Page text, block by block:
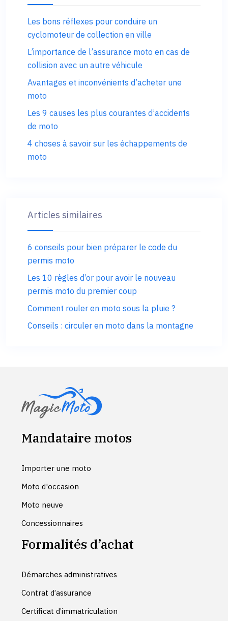
Les bons réflexes pour conduire un
cyclomoteur de collection en ville
L’importance de l’assurance moto en cas de
collision avec un autre véhicule
Avantages et inconvénients d’acheter une
moto
Les 9 causes les plus courantes d’accidents
de moto
4 choses à savoir sur les échappements de
moto
Articles similaires
6 conseils pour bien préparer le code du
permis moto
Les 10 règles d’or pour avoir le nouveau
permis moto du premier coup
Comment rouler en moto sous la pluie ?
Conseils : circuler en moto dans la montagne
Mandataire motos
Importer une moto
Moto d'occasion
Moto neuve
Concessionnaires
Formalités d’achat
Démarches administratives
Contrat d’assurance
Certificat d’immatriculation